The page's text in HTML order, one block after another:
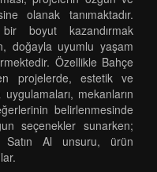
olanak tanımaktadır.
bir boyut kazandırmak
doğayla uyumlu yaşam
Özellikle Bahçe
projelerde, estetik ve
mekanların
belirlenmesinde
seçenekler sunarken;
Satın Al unsuru, ürün